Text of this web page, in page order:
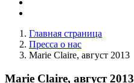
Главная страница
Пресса о нас
Marie Claire, август 2013
Marie Claire, август 2013